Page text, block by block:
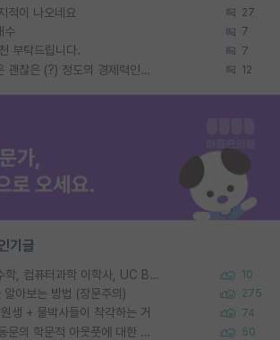
적이 나오네요 27
수 7
부탁드립니다. 7
박사진학하기에 2억은 괜찮은 (?) 정도의 경제력인가요 12
기글
Korea University 수학, 컴퓨터과학 이학사, UC Berkeley 산업공학 대학원 공학박사가 되는 것은 쉽지 않겠죠? 10
아보는 방법 (장문주의) 275
생 + 물박사들이 착각하는 거 74
포스텍 억까에 대해 (동문의 학문적 아웃풋에 대한 반박) 50